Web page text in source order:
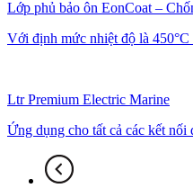
Lớp phủ bảo ôn EonCoat –
Với định mức nhiệt độ là 450°C
Ltr Premium Electric Marine
Ứng dụng cho tất cả các kết nối